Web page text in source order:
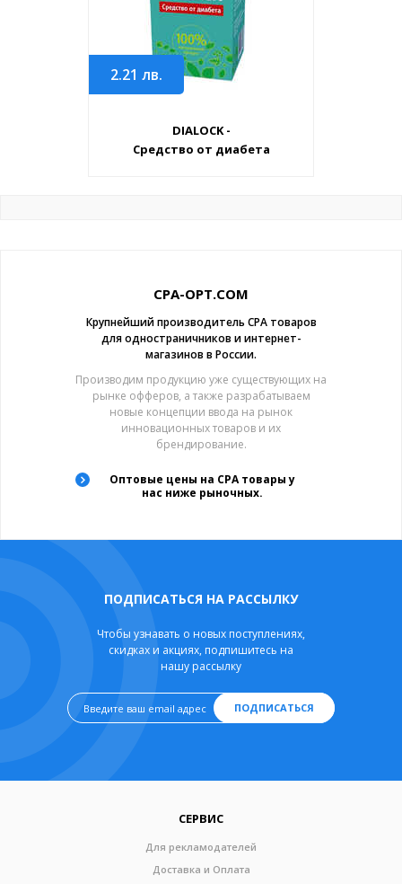
2.21 лв.
DIALOCK -
Средство от диабета
CPA-OPT.COM
Крупнейший производитель CPA товаров
для одностраничников и интернет-
магазинов в России.
Производим продукцию уже существующих на
рынке офферов, а также разрабатываем
новые концепции ввода на рынок
инновационных товаров и их
брендирование.
Оптовые цены на CPA товары у
нас ниже рыночных.
ПОДПИСАТЬСЯ НА РАССЫЛКУ
Чтобы узнавать о новых поступлениях,
скидках и акциях, подпишитесь на
нашу рассылку
ПОДПИСАТЬСЯ
СЕРВИС
Для рекламодателей
Доставка и Оплата